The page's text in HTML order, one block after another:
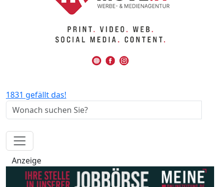
1831 gefällt das!
Anzeige